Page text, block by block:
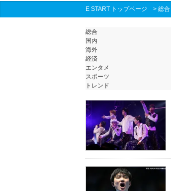
E START トップページ > 総合
総合
国内
海外
経済
エンタメ
スポーツ
トレンド